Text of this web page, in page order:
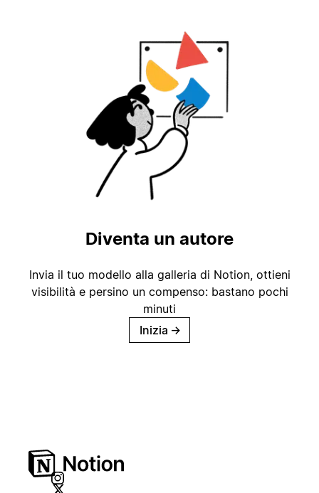
Diventa un autore
Invia il tuo modello alla galleria di Notion, ottieni
visibilità e persino un compenso: bastano pochi
minuti
Inizia →